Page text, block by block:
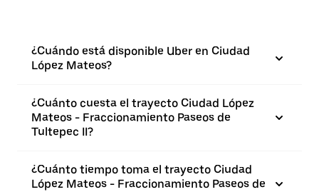
¿Cuándo está disponible Uber en Ciudad
López Mateos?
¿Cuánto cuesta el trayecto Ciudad López
Mateos - Fraccionamiento Paseos de
Tultepec II?
¿Cuánto tiempo toma el trayecto Ciudad
López Mateos - Fraccionamiento Paseos de